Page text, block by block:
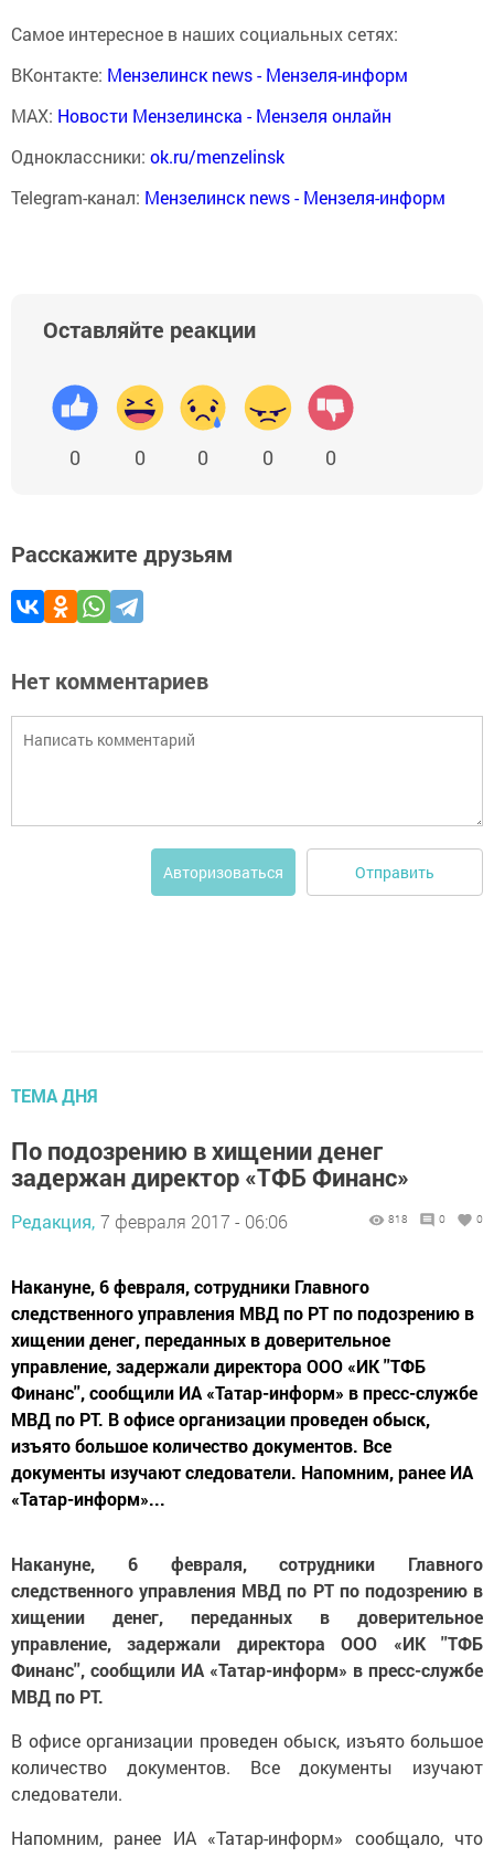
Самое интересное в наших социальных сетях:
ВКонтакте: Мензелинск news - Мензеля-информ
MAX: Новости Мензелинска - Мензеля онлайн
Одноклассники: ok.ru/menzelinsk
Telegram-канал: Мензелинск news - Мензеля-информ
Оставляйте реакции
0 0 0 0 0
Расскажите друзьям
Нет комментариев
Авторизоваться Отправить
ТЕМА ДНЯ
По подозрению в хищении денег
задержан директор «ТФБ Финанс»
Редакция, 7 февраля 2017 - 06:06 818 0 0
Накануне, 6 февраля, сотрудники Главного
следственного управления МВД по РТ по подозрению в
хищении денег, переданных в доверительное
управление, задержали директора ООО «ИК ''ТФБ
Финанс'', сообщили ИА «Татар-информ» в пресс-службе
МВД по РТ. В офисе организации проведен обыск,
изъято большое количество документов. Все
документы изучают следователи. Напомним, ранее ИА
«Татар-информ»...
Накануне, 6 февраля, сотрудники Главного
следственного управления МВД по РТ по подозрению в
хищении денег, переданных в доверительное
управление, задержали директора ООО «ИК ''ТФБ
Финанс'', сообщили ИА «Татар-информ» в пресс-службе
МВД по РТ.
В офисе организации проведен обыск, изъято большое
количество документов. Все документы изучают
следователи.
Напомним, ранее ИА «Татар-информ» сообщало, что